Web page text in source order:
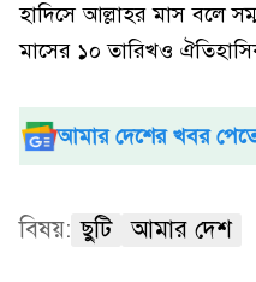
হাদিসে আল্লাহর মাস বলে
মাসের ১০ তারিখও
আমার দেশের খবর
বিষয়: ছুটি আমার দেশ